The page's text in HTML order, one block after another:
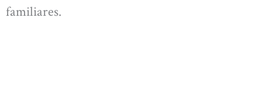
familiares.